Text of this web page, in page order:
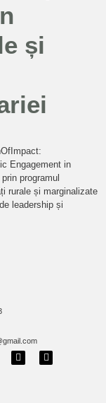
și
Engagement in
programul
rurale și marginalizate
leadership și